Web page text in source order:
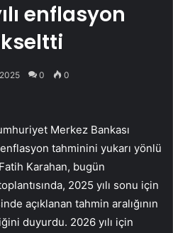
enflasyon
2025 0 0
Merkez Bankası
enflasyon tahminini yukarı yönlü
Karahan, bugün
2025 yılı sonu için
açıklanan tahmin aralığının
duyurdu. 2026 yılı için